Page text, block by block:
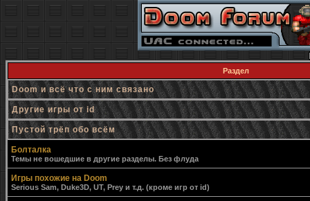
Раздел
Doom и всё что с ним связано
Другие игры от id
Пустой трёп обо всём
Болталка
Темы не вошедшие в другие разделы. Без флуда
Игры похожие на Doom
Serious Sam, Duke3D, UT, Prey и т.д. (кроме игр от id)